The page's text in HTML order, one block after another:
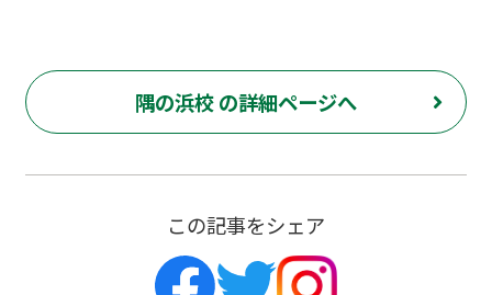
隅の浜校 の詳細ページへ
この記事をシェア